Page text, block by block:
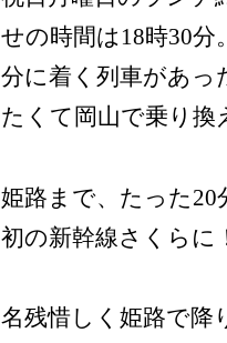
せの時間は18時30分
分に着く列車があっ
たくて岡山で乗り換
姫路まで、たった20
初の新幹線さくらに
名残惜しく姫路で降